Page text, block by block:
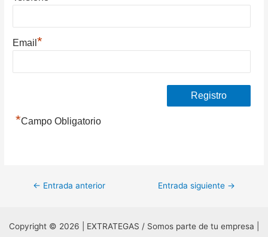
Email*
*Campo Obligatorio
Navegación
entradas
← Entrada anterior Entrada siguiente →
Copyright © 2026 | EXTRATEGAS / Somos parte de tu empresa |